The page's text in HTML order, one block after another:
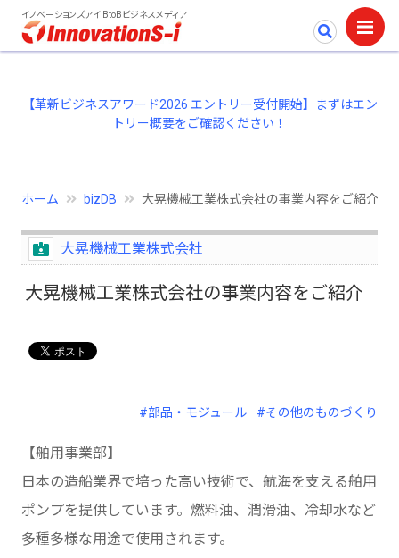
イノベーションズアイ BtoBビジネスメディア
【革新ビジネスアワード2026 エントリー受付開始】まずはエン
トリー概要をご確認ください！
ホーム bizDB 大晃機械工業株式会社の事業内容をご紹介
大晃機械工業株式会社
大晃機械工業株式会社の事業内容をご紹介
#部品・モジュール #その他のものづくり
【舶用事業部】
日本の造船業界で培った高い技術で、航海を支える舶用
ポンプを提供しています。燃料油、潤滑油、冷却水など
多種多様な用途で使用されます。